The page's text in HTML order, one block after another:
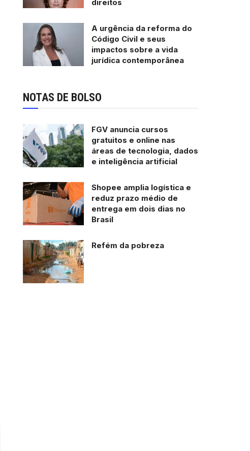
direitos
A urgência da reforma do
Código Civil e seus
impactos sobre a vida
jurídica contemporânea
NOTAS DE BOLSO
FGV anuncia cursos
gratuitos e online nas
áreas de tecnologia, dados
e inteligência artificial
Shopee amplia logística e
reduz prazo médio de
entrega em dois dias no
Brasil
Refém da pobreza